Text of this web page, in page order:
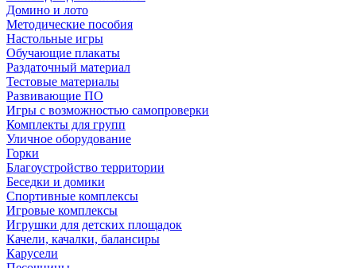
Домино и лото
Методические пособия
Настольные игры
Обучающие плакаты
Раздаточный материал
Тестовые материалы
Развивающие ПО
Игры с возможностью самопроверки
Комплекты для групп
Уличное оборудование
Горки
Благоустройство территории
Беседки и домики
Спортивные комплексы
Игровые комплексы
Игрушки для детских площадок
Качели, качалки, балансиры
Карусели